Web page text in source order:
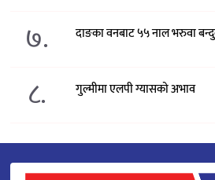
७. दाङका वनबाट ५५ नाल भरुवा
८. गुल्मीमा एलपी ग्यासको अभाव